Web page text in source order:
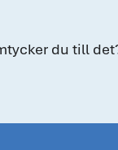
du till